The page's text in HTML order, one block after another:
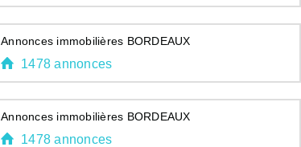
Annonces immobilières BORDEAUX
1478 annonces
Annonces immobilières BORDEAUX
1478 annonces